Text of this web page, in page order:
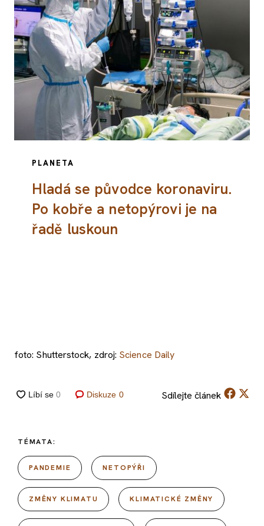
PLANETA
Hladá se původce koronaviru.
Po kobře a netopýrovi je na
řadě luskoun
foto: Shutterstock, zdroj: Science Daily
Diskuze 0 Sdílejte článek
TÉMATA:
PANDEMIE NETOPÝŘI
ZMĚNY KLIMATU KLIMATICKÉ ZMĚNY